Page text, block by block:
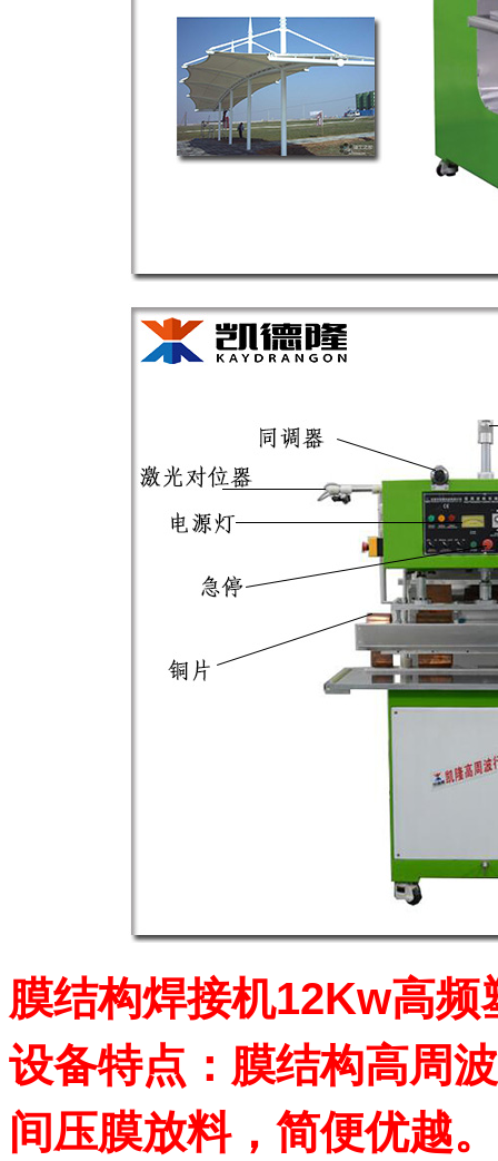
膜结构焊接机12Kw高
设备特点：膜结构高周
间压膜放料，简便优越。